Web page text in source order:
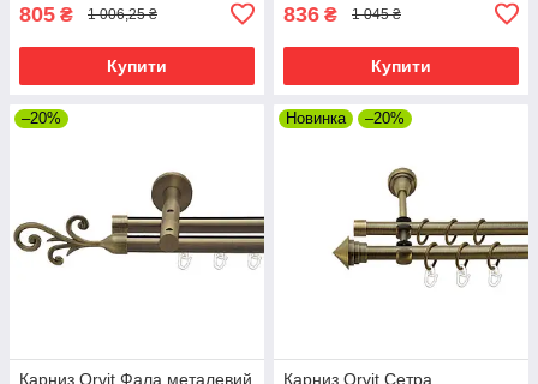
805 ₴ 1 006,25 ₴
Купити
836 ₴ 1 045 ₴
Купити
–20%
Карниз Orvit Фала металевий
Новинка –20%
Карниз Orvit Сетра